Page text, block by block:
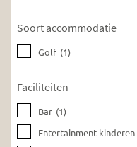
Soort accommodatie
Golf (1)
Faciliteiten
Bar (1)
Entertainment kinderen